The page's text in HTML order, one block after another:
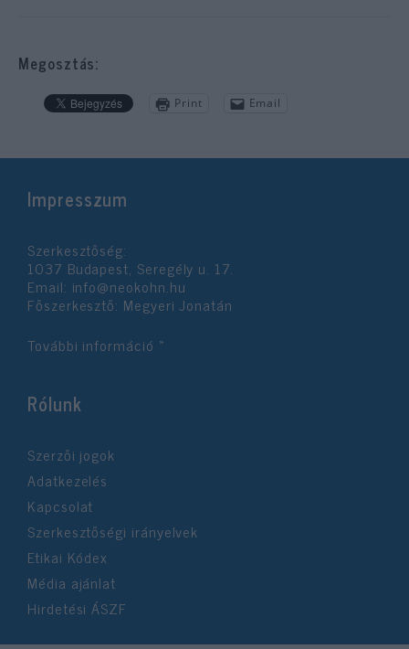
Megosztás:
Print Email
Impresszum
Szerkesztőség:
1037 Budapest, Seregély u. 17.
Email: info@neokohn.hu
Főszerkesztő: Megyeri Jonatán
További információ »
Rólunk
Szerzői jogok
Adatkezelés
Kapcsolat
Szerkesztőségi irányelvek
Etikai Kódex
Média ajánlat
Hirdetési ÁSZF